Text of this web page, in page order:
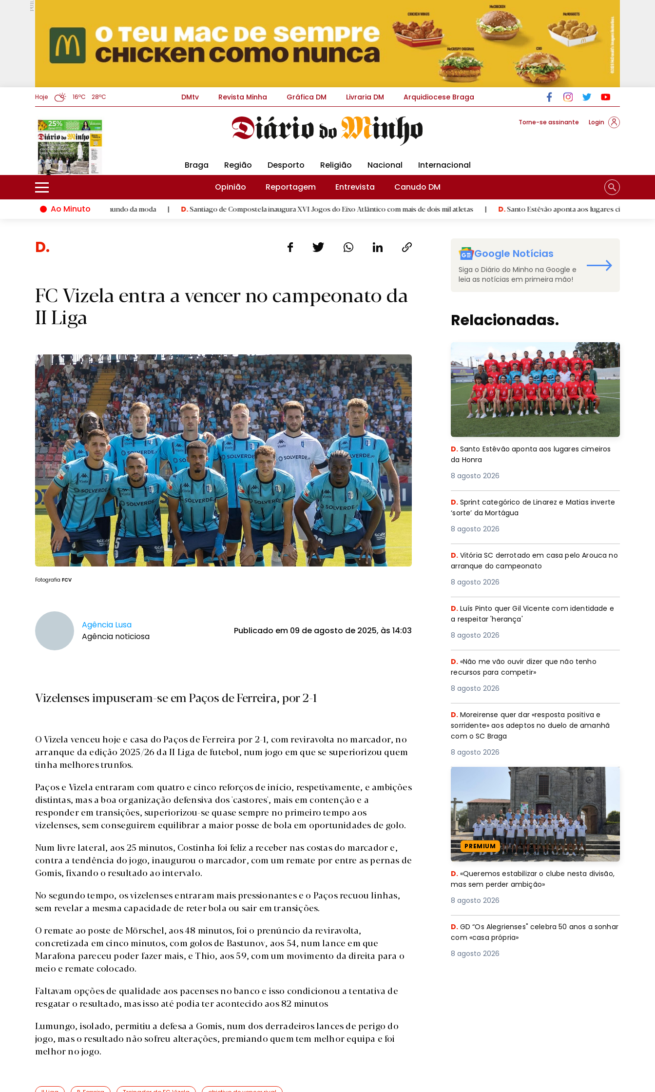
PUB.
Hoje 16ºC 28ºC DMtv Revista Minha Gráfica DM Livraria DM Arquidiocese Braga
Torne-se assinante Login
Braga Região Desporto Religião Nacional
Internacional
Opinião
Reportagem Entrevista
Canudo DM
Ao Minuto
e à inovação do mundo da moda | D.Santiago de Compostela inaugura XVI Jogos do Eixo Atlântico com mais de dois mil atletas | D.Santo Estêvão aponta aos lugares cimeiros da Honra
Despor
FC Vizela entra a vencer no campeonato da
II Liga
Fotografia FCV
Agência Lusa
Agência noticiosa
Publicado em 09 de agosto de 2025, às 14:03
Vizelenses impuseram-se em Paços de Ferreira, por 2-1
O Vizela venceu hoje e casa do Paços de Ferreira por 2-1, com reviravolta no marcador, no
arranque da edição 2025/26 da II Liga de futebol, num jogo em que se superiorizou quem
tinha melhores trunfos.
Paços e Vizela entraram com quatro e cinco reforços de início, respetivamente, e ambições
distintas, mas a boa organização defensiva dos 'castores', mais em contenção e a
responder em transições, superiorizou-se quase sempre no primeiro tempo aos
vizelenses, sem conseguirem equilibrar a maior posse de bola em oportunidades de golo.
Num livre lateral, aos 25 minutos, Costinha foi feliz a receber nas costas do marcador e,
contra a tendência do jogo, inaugurou o marcador, com um remate por entre as pernas de
Gomis, fixando o resultado ao intervalo.
No segundo tempo, os vizelenses entraram mais pressionantes e o Paços recuou linhas,
sem revelar a mesma capacidade de reter bola ou sair em transições.
O remate ao poste de Mörschel, aos 48 minutos, foi o prenúncio da reviravolta,
concretizada em cinco minutos, com golos de Bastunov, aos 54, num lance em que
Marafona pareceu poder fazer mais, e Thio, aos 59, com um movimento da direita para o
meio e remate colocado.
Faltavam opções de qualidade aos pacenses no banco e isso condicionou a tentativa de
resgatar o resultado, mas isso até podia ter acontecido aos 82 minutos
Lumungo, isolado, permitiu a defesa a Gomis, num dos derradeiros lances de perigo do
jogo, mas o resultado não sofreu alterações, premiando quem tem melhor equipa e foi
melhor no jogo.
Google Notícias
Siga o Diário do Minho na Google e
leia as notícias em primeira mão!
Relacionadas.
D. Santo Estêvão aponta aos lugares cimeiros
da Honra
8 agosto 2026
D. Sprint categórico de Linarez e Matias inverte
‘sorte’ da Mortágua
8 agosto 2026
D. Vitória SC derrotado em casa pelo Arouca no
arranque do campeonato
8 agosto 2026
D. Luís Pinto quer Gil Vicente com identidade e
a respeitar 'herança'
8 agosto 2026
D. «Não me vão ouvir dizer que não tenho
recursos para competir»
8 agosto 2026
D. Moreirense quer dar «resposta positiva e
sorridente» aos adeptos no duelo de amanhã
com o SC Braga
8 agosto 2026
PREMIUM
D. «Queremos estabilizar o clube nesta divisão,
mas sem perder ambição»
8 agosto 2026
D. GD “Os Alegrienses" celebra 50 anos a sonhar
com «casa própria»
8 agosto 2026